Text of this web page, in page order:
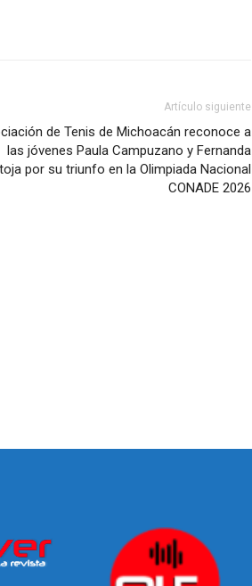
Artículo siguiente
de Tenis de Michoacán reconoce a
las jóvenes Paula Campuzano y Fernanda
por su triunfo en la Olimpiada Nacional
CONADE 2026